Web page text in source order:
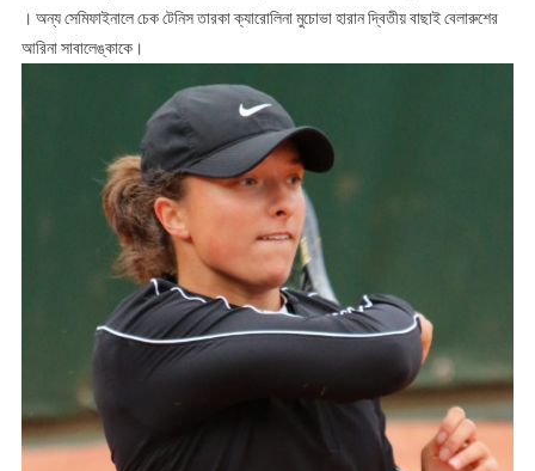
। অন্য সেমিফাইনালে চেক টেনিস তারকা ক্যারোলিনা মুচোভা হারান দ্বিতীয় বাছাই বেলারুশের
আরিনা সাবালেঙ্কাকে।